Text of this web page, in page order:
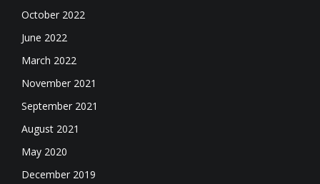
October 2022
June 2022
March 2022
November 2021
September 2021
August 2021
May 2020
December 2019